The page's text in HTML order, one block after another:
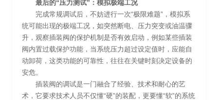
最后的“压力测试”：模拟极端工况
完成常规调试后，不妨进行一次“极限难题”，模拟系
统可能出现的极端工况，如突然断电、压力突变或油温骤
升，观察插装阀的保护机制是否有效启动，例如某些插装
阀内置过载保护功能，当系统压力超过设定值时，应能自
动卸荷，这类功能的可靠性，往往在关键时刻决定设备的
安危。
插装阀的调试是一门融合了经验、技术和耐心的艺
术，它要求技术人员不仅懂“硬”的装配，更要懂“软”的系统